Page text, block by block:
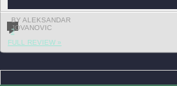
BY ALEKSANDAR
JOVANOVIC
2
FULL REVIEW »